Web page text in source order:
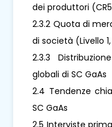
dei produttori (CR5
2.3.2 Quota di
di società (Livello
2.3.3
globali di SC GaAs
2.4 Tendenze
SC GaAs
2.5 Interviste